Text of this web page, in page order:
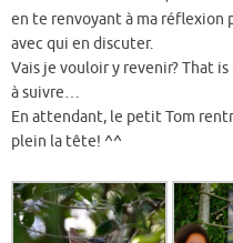
en te renvoyant à ma réflexion
avec qui en discuter.
Vais je vouloir y revenir? That
à suivre…
En attendant, le petit Tom
plein la tête! ^^